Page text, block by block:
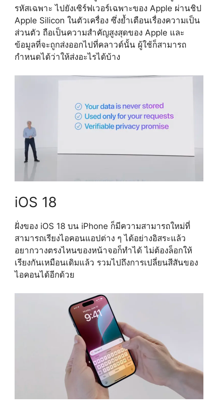
รหัสเฉพาะ ไปยังเซิร์ฟเวอร์เฉพาะของ Apple ผ่านชิป
Apple Silicon ในตัวเครื่อง ซึ่งย้ำเตือนเรื่องความเป็น
ส่วนตัว ถือเป็นความสำคัญสูงสุดของ Apple และ
ข้อมูลที่จะถูกส่งออกไปที่คลาวด์นั้น ผู้ใช้ก็สามารถ
กำหนดได้ว่าให้ส่งอะไรได้บ้าง
iOS 18
ฝั่งของ iOS 18 บน iPhone ก็มีความสามารถใหม่ที่
สามารถเรียงไอคอนแอปต่าง ๆ ได้อย่างอิสระแล้ว
อยากวางตรงไหนของหน้าจอก็ทำได้ ไม่ต้องล็อกให้
เรียงกันเหมือนเดิมแล้ว รวมไปถึงการเปลี่ยนสีสันของ
ไอคอนได้อีกด้วย